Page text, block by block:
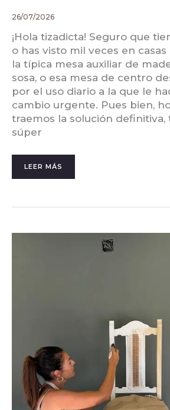
26/07/2026
¡Hola tizadicta! Seguro que
o has visto mil veces en casas
la típica mesa auxiliar de
sosa, o esa mesa de centro
por el uso diario a la que le
cambio urgente. Pues bien,
traemos la solución definitiva,
súper
LEER MÁS
CÓMO